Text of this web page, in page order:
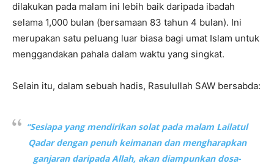
dilakukan pada malam ini lebih baik daripada ibadah
selama 1,000 bulan (bersamaan 83 tahun 4 bulan). Ini
merupakan satu peluang luar biasa bagi umat Islam untuk
menggandakan pahala dalam waktu yang singkat.
Selain itu, dalam sebuah hadis, Rasulullah SAW bersabda:
“Sesiapa yang mendirikan solat pada malam Lailatul
Qadar dengan penuh keimanan dan mengharapkan
ganjaran daripada Allah, akan diampunkan dosa-